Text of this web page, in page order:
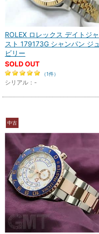
ROLEX ロレックス デイトジャ
スト 179173G シャンパン ジュ
ビリー
SOLD OUT
（1件）
シリアル：-
中古